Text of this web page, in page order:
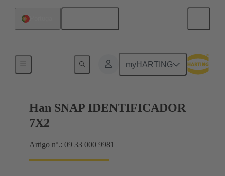
myHARTING
Identification strips
Han SNAP IDENTIFICADOR
7X2
Artigo nº.: 09 33 000 9981